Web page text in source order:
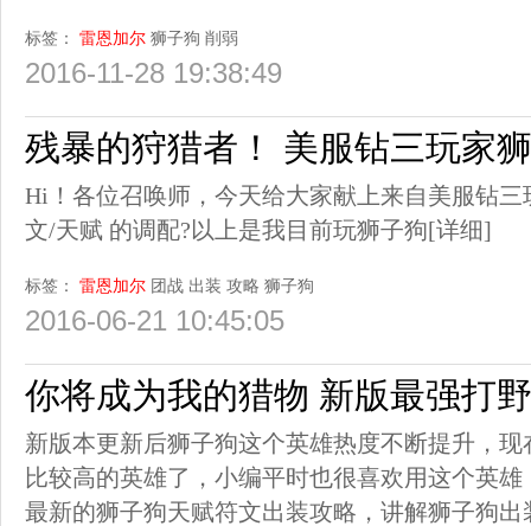
标签： 雷恩加尔 狮子狗 削弱
2016-11-28 19:38:49
残暴的狩猎者！ 美服钻三玩家
Hi！各位召唤师，今天给大家献上来自美服钻
文/天赋 的调配?以上是我目前玩狮子狗[详细]
标签： 雷恩加尔 团战 出装 攻略 狮子狗
2016-06-21 10:45:05
你将成为我的猎物 新版最强打
新版本更新后狮子狗这个英雄热度不断提升，
比较高的英雄了，小编平时也很喜欢用这个英
最新的狮子狗天赋符文出装攻略，讲解狮子狗